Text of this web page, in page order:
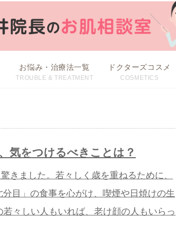
お悩み・治療法一覧
TROUBLE & TREATMENT
ドクターズコスメ
COSMETICS
気をつけるべきことは？
きました。若々しく歳を重ねるために、
目」の食事を心がけ、喫煙や日焼けの生
々しい人もいれば、老け顔の人もいらっ